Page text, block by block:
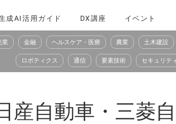
成AI活用ガイド DX講座 イベント
業 金融 ヘルスケア・医療 農業 土木建設
ロボティクス 通信 要素技術 セキュリテ
産自動車・三菱